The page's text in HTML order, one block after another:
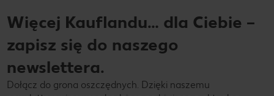
Więcej Kauflandu… dla Ciebie –
zapisz się do naszego
newslettera.
Dołącz do grona oszczędnych. Dzięki naszemu